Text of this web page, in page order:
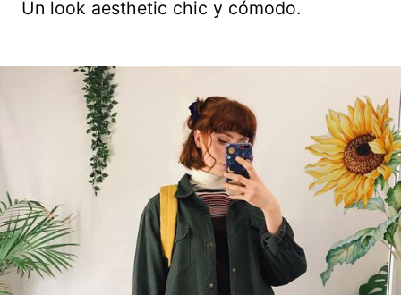
Un look aesthetic chic y cómodo.